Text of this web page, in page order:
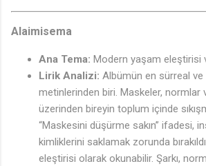
Alaimisema
Ana Tema: Modern yaşam eleştirisi
Lirik Analizi: Albümün en sürreal
metinlerinden biri. Maskeler, normlar
üzerinden bireyin toplum içinde
“Maskesini düşürme sakın” ifadesi,
kimliklerini saklamak zorunda
eleştirisi olarak okunabilir. Şarkı,